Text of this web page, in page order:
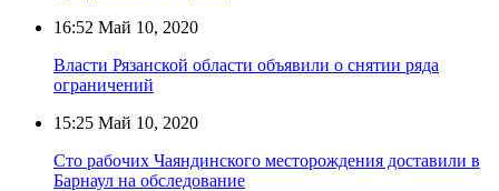
16:52 Май 10, 2020
Власти Рязанской области объявили о снятии ряда
ограничений
15:25 Май 10, 2020
Сто рабочих Чаяндинского месторождения доставили в
Барнаул на обследование